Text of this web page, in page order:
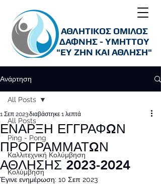
ΑΘΛΗΤΙΚΟΣ ΟΜΙΛΟΣ
ΔΑΦΝΗΣ - ΥΜΗΤΤΟΥ
"ΕΥ ΖΗΝ ΚΑΙ ΑΘΛΗΣΗ"
Ανάρτηση
All Posts
Ping - Pong
Καλλιτεχνική Κολύμβηση
Κολύμβηση
All Posts
ΕΝΑΡΞΗ ΕΓΓΡΑΦΩΝ
ΠΡΟΓΡΑΜΜΑΤΩΝ
ΑΘΛΗΣΗΣ 2023-2024
1 Σεπ 2023διαβάστηκε 1 λεπτά
Έγινε ενημέρωση: 10 Σεπ 2023